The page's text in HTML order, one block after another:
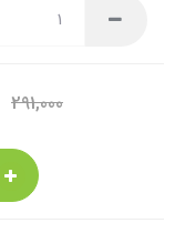
291,000